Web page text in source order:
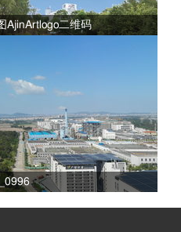
AjinArtlogo二维码